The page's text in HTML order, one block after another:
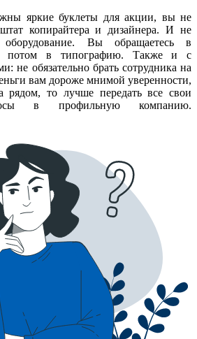
яркие буклеты для акции, вы не
копирайтера и дизайнера. И не
оборудование. Вы обращаетесь в
потом в типографию. Также и с
не обязательно брать сотрудника на
вам дороже мнимой уверенности,
рядом, то лучше передать все свои
в профильную компанию.